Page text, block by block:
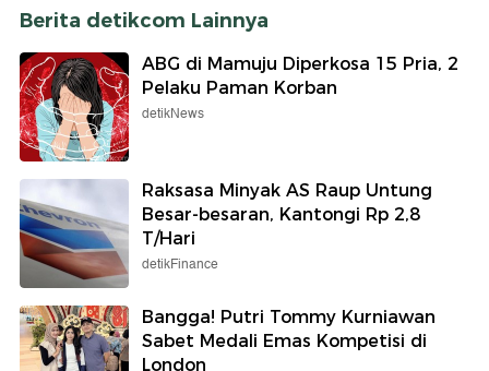
Berita detikcom Lainnya
ABG di Mamuju Diperkosa 15 Pria, 2
Pelaku Paman Korban
detikNews
Raksasa Minyak AS Raup Untung
Besar-besaran, Kantongi Rp 2,8
T/Hari
detikFinance
Bangga! Putri Tommy Kurniawan
Sabet Medali Emas Kompetisi di
London